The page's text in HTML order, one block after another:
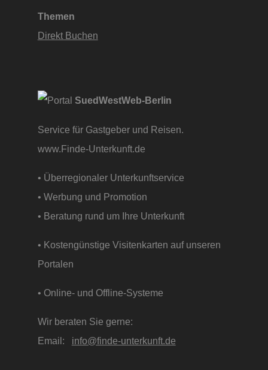
Themen
Direkt Buchen
SuedWestWeb-Berlin
Service für Gastgeber und Reisen.
www.Finde-Unterkunft.de
• Überregionaler Unterkunftservice
• Werbung und Promotion
• Beratung rund um Ihre Unterkunft
• Kostengünstige Visitenkarten auf unseren
Portalen
• Online- und Offline-Systeme
Wir beraten Sie gerne:
Email: info@finde-unterkunft.de